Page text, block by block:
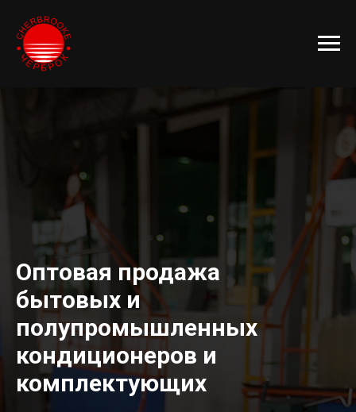
Оптовая продажа
бытовых и
полупромышленных
кондиционеров и
комплектующих